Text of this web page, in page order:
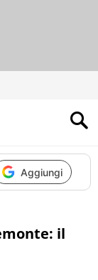
Aggiungi
il